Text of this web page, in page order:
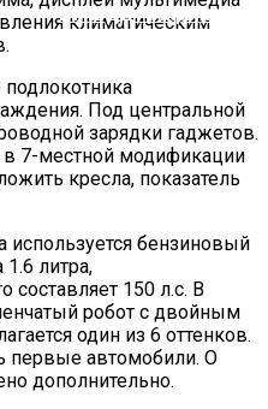
В ГИБДД Раскрыли, Что
климатическим
подлокотника
Под центральной
зарядки гаджетов.
7-местной модификации
кресла, показатель
используется бензиновый
литра,
составляет 150 л.с. В
робот с двойным
один из 6 оттенков.
первые автомобили. О
дополнительно.